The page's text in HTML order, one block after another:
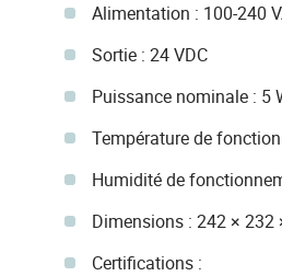
Alimentation : 100-240
Sortie : 24 VDC
Puissance nominale : 5
Température de
Humidité de
Dimensions : 242 × 232
Certifications :